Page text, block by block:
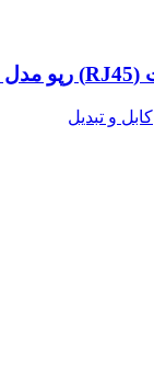
کابل و تبدیل